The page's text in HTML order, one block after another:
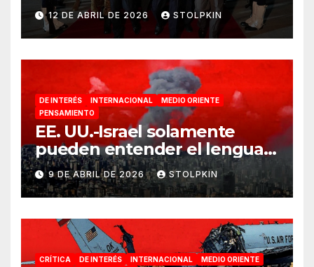
12 DE ABRIL DE 2026 STOLPKIN
DE INTERÉS INTERNACIONAL
MEDIO ORIENTE
PENSAMIENTO
EE. UU.-Israel solamente
pueden entender el lenguaje
de la guerra
9 DE ABRIL DE 2026 STOLPKIN
CRÍTICA DE INTERÉS INTERNACIONAL
MEDIO ORIENTE